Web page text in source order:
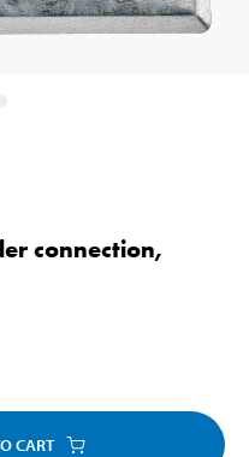
connection,
CART